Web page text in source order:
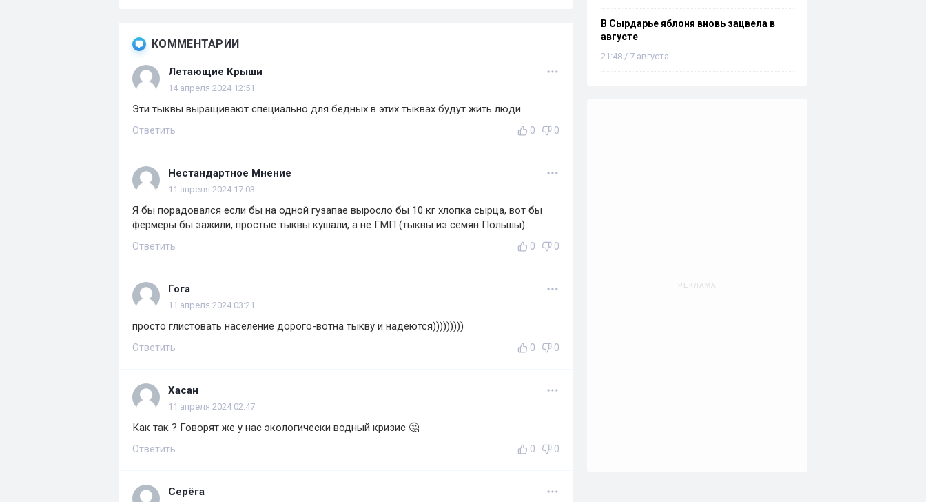
КОММЕНТАРИИ
Летающие Крыши
14 апреля 2024 12:51
Эти тыквы выращивают специально для бедных в этих тыквах будут жить люди
Ответить 0 0
Нестандартное Мнение
11 апреля 2024 17:03
Я бы порадовался если бы на одной гузапае выросло бы 10 кг хлопка сырца, вот бы
фермеры бы зажили, простые тыквы кушали, а не ГМП (тыквы из семян Польшы).
Ответить 0 0
Гога
11 апреля 2024 03:21
просто глистовать население дорого-вотна тыкву и надеются)))))))))
Ответить 0 0
Хасан
11 апреля 2024 02:47
Как так ? Говорят же у нас экологически водный кризис 🤔
Ответить 0 0
Серёга
В Сырдарье яблоня вновь зацвела в
августе
21:48 / 7 августа